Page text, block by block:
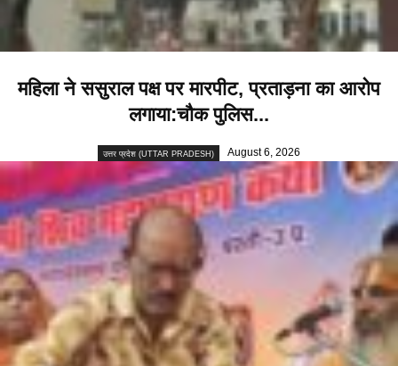
महिला ने ससुराल पक्ष पर मारपीट, प्रताड़ना का आरोप
लगाया:चौक पुलिस...
उत्तर प्रदेश (UTTAR PRADESH) August 6, 2026